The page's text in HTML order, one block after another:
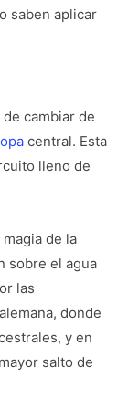
saben aplicar
cambiar de
central. Esta
lleno de
de la
sobre el agua
las
alemana, donde
y en
salto de